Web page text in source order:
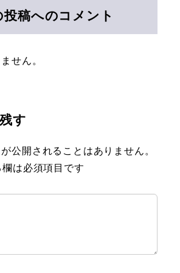
投稿へのコメント
せん。
す
公開されることはありません。
は必須項目です